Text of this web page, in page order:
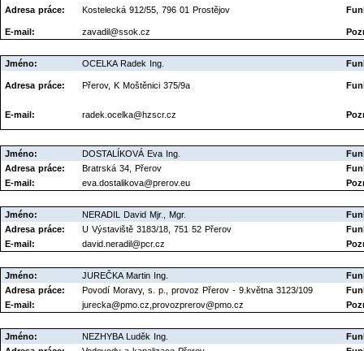
Adresa práce: Kostelecká 912/55, 796 01 Prostějov
E-mail: zavadil@ssok.cz
Jméno: OCELKA Radek Ing.
Adresa práce: Přerov, K Moštěnici 375/9a
E-mail: radek.ocelka@hzscr.cz
Jméno: DOSTALÍKOVÁ Eva Ing.
Adresa práce:
Bratrská 34, Přerov
E-mail:
eva.dostalikova@prerov.eu
Jméno: NERADIL David Mjr., Mgr.
Adresa práce:
U Výstaviště 3183/18, 751 52 Přerov
E-mail:
david.neradil@pcr.cz
Jméno: JUREČKA Martin Ing.
Adresa práce:
Povodí Moravy, s. p., provoz Přerov - 9.května 3123/109
E-mail:
jurecka@pmo.cz,provozprerov@pmo.cz
Jméno: NEZHYBA Luděk Ing.